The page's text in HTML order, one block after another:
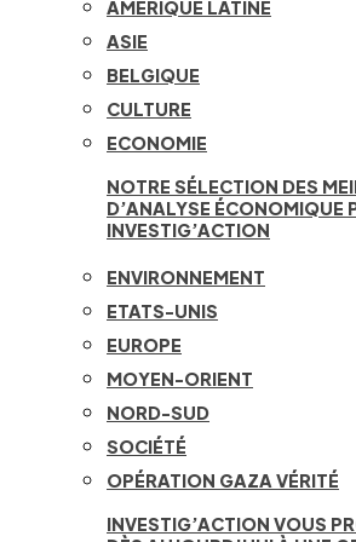
AMÉRIQUE LATINE
ASIE
BELGIQUE
CULTURE
ECONOMIE
NOTRE SÉLECTION DES
D’ANALYSE ÉCONOMIQUE
INVESTIG’ACTION
ENVIRONNEMENT
ETATS-UNIS
EUROPE
MOYEN-ORIENT
NORD-SUD
SOCIÉTÉ
OPÉRATION GAZA VÉRITÉ
INVESTIG’ACTION VOUS